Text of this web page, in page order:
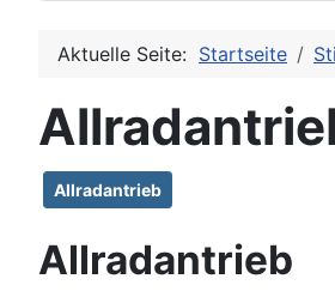
Aktuelle Seite: Startseite
Allradantrieb
Allradantrieb